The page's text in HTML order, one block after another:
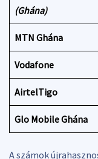
(Ghána)
MTN Ghána
Vodafone
AirtelTigo
Glo Mobile Ghána
A számok